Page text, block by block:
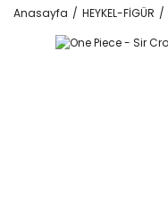
Anasayfa HEYKEL-FİGÜR